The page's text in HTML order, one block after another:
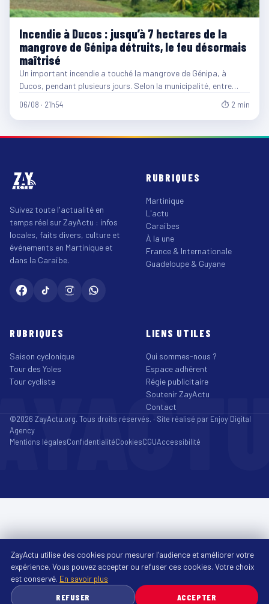
Incendie à Ducos : jusqu’à 7 hectares de la
mangrove de Génipa détruits, le feu désormais
maîtrisé
Un important incendie a touché la mangrove de Génipa, à
Ducos, pendant plusieurs jours. Selon la municipalité, entre…
06/08 · 21h54 ⏱ 2 min
Suivez toute l'actualité en
temps réel sur ZayActu : infos
locales, faits divers, culture et
événements en Martinique et
dans la Caraïbe.
RUBRIQUES
Martinique
L'actu
Caraïbes
À la une
France & Internationale
Guadeloupe & Guyane
RUBRIQUES
Saison cyclonique
Tour des Yoles
Tour cycliste
LIENS UTILES
Qui sommes-nous ?
Espace adhérent
Régie publicitaire
Soutenir ZayActu
Contact
©2026 ZayActu.org. Tous droits réservés. · Site réalisé par Enjoy Digital
Agency
Mentions légalesConfidentialitéCookiesCGUAccessibilité
ZayActu utilise des cookies pour mesurer l’audience et améliorer votre
expérience. Vous pouvez accepter ou refuser ces cookies. Votre choix
est conservé. En savoir plus
REFUSER
ACCEPTER